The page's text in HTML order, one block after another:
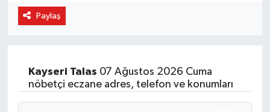
Paylaş
Kayseri Talas 07 Ağustos 2026 Cuma
nöbetçi eczane adres, telefon ve konumları
Tüm Manşetler
Haber Arşivi